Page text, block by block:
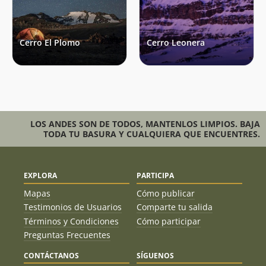
04/01/24 Sebastián Valverde
17/12/23
Álvaro Vivanco
Aldo Boitano
10/12/23 Ignacio Sanhueza
10/12/23 Nicolás Arrieta
10/12/23
02/12/23
25/11/23 René Pérez Hernández
25/11/23 Sebastián Piza
Cerro El Plomo Cerro Leonera
LOS ANDES SON DE TODOS, MANTENLOS LIMPIOS. BAJA
TODA TU BASURA Y CUALQUIERA QUE ENCUENTRES.
EXPLORA
Mapas
Testimonios de Usuarios
Términos y Condiciones
Preguntas Frecuentes
PARTICIPA
Cómo publicar
Comparte tu salida
Cómo participar
CONTÁCTANOS SÍGUENOS